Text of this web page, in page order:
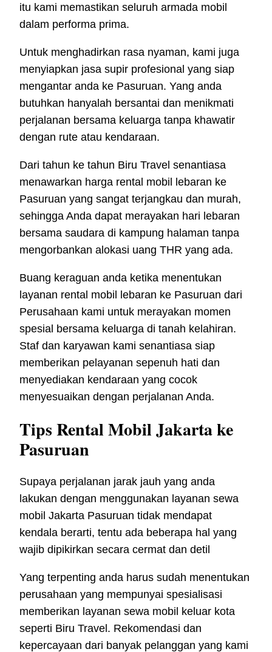
itu kami memastikan seluruh armada mobil
dalam performa prima.
Untuk menghadirkan rasa nyaman, kami juga
menyiapkan jasa supir profesional yang siap
mengantar anda ke Pasuruan. Yang anda
butuhkan hanyalah bersantai dan menikmati
perjalanan bersama keluarga tanpa khawatir
dengan rute atau kendaraan.
Dari tahun ke tahun Biru Travel senantiasa
menawarkan harga rental mobil lebaran ke
Pasuruan yang sangat terjangkau dan murah,
sehingga Anda dapat merayakan hari lebaran
bersama saudara di kampung halaman tanpa
mengorbankan alokasi uang THR yang ada.
Buang keraguan anda ketika menentukan
layanan rental mobil lebaran ke Pasuruan dari
Perusahaan kami untuk merayakan momen
spesial bersama keluarga di tanah kelahiran.
Staf dan karyawan kami senantiasa siap
memberikan pelayanan sepenuh hati dan
menyediakan kendaraan yang cocok
menyesuaikan dengan perjalanan Anda.
Tips Rental Mobil Jakarta ke
Pasuruan
Supaya perjalanan jarak jauh yang anda
lakukan dengan menggunakan layanan sewa
mobil Jakarta Pasuruan tidak mendapat
kendala berarti, tentu ada beberapa hal yang
wajib dipikirkan secara cermat dan detil
Yang terpenting anda harus sudah menentukan
perusahaan yang mempunyai spesialisasi
memberikan layanan sewa mobil keluar kota
seperti Biru Travel. Rekomendasi dan
kepercayaan dari banyak pelanggan yang kami